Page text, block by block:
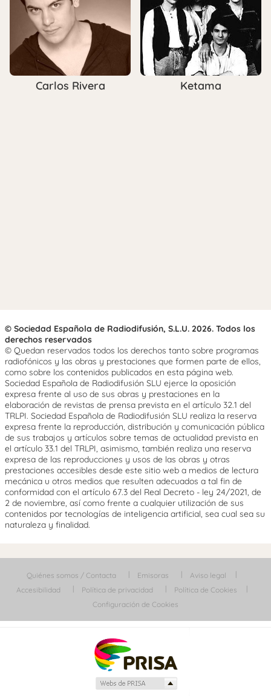
Carlos Rivera Ketama
© Sociedad Española de Radiodifusión, S.L.U. 2026. Todos los
derechos reservados
© Quedan reservados todos los derechos tanto sobre programas
radiofónicos y las obras y prestaciones que formen parte de ellos,
como sobre los contenidos publicados en esta página web.
Sociedad Española de Radiodifusión SLU ejerce la oposición
expresa frente al uso de sus obras y prestaciones en la
elaboración de revistas de prensa prevista en el artículo 32.1 del
TRLPI. Sociedad Española de Radiodifusión SLU realiza la reserva
expresa frente la reproducción, distribución y comunicación pública
de sus trabajos y artículos sobre temas de actualidad prevista en
el artículo 33.1 del TRLPI, asimismo, también realiza una reserva
expresa de las reproducciones y usos de las obras y otras
prestaciones accesibles desde este sitio web a medios de lectura
mecánica u otros medios que resulten adecuados a tal fin de
conformidad con el artículo 67.3 del Real Decreto - ley 24/2021, de
2 de noviembre, así como frente a cualquier utilización de sus
contenidos por tecnologías de inteligencia artificial, sea cual sea su
naturaleza y finalidad.
Quiénes somos / Contacta Emisoras
Aviso legal
Accesibilidad
Política de privacidad
Política de Cookies
Configuración de Cookies